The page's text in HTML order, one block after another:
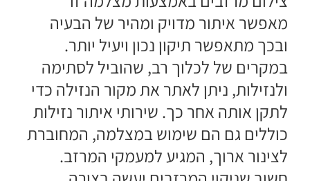
מאפשר איתור מדויק ומהיר של הבעיה
ובכך מתאפשר תיקון נכון ויעיל יותר.
במקרים של לכלוך רב, שהוביל לסתימה
ולנזילות, ניתן לאתר את מקור הנזילה כדי
לתקן אותה אחר כך. שירותי איתור נזילות
כוללים גם הם שימוש במצלמה, המחוברת
לצינור ארוך, המגיע למעמקי המרזב.